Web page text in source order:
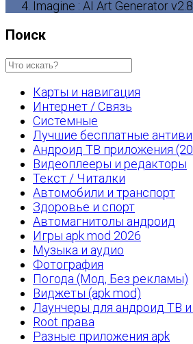
Imagine : AI Art Generator
Поиск
Карты и навигация
Интернет / Связь
Системные
Лучшие бесплатные
Андроид ТВ приложения
Видеоплееры и редакторы
Текст / Читалки
Автомобили и транспорт
Здоровье и спорт
Автомагнитолы андроид
Игры apk mod 2026
Музыка и аудио
Фотография
Погода (Мод, Без рекламы)
Виджеты (apk mod)
Лаунчеры для андроид ТВ
Root права
Разные приложения apk